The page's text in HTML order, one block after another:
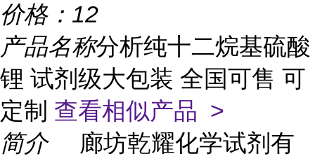
价格： 12
产品名称分析纯十二烷基硫酸
锂 试剂级大包装 全国可售 可
定制 查看相似产品 >
简介
廊坊乾耀化学试剂有